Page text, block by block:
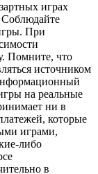
играх
Соблюдайте
При
Помните, что
источником
на реальные
ни в
которые
играми,
либо
в